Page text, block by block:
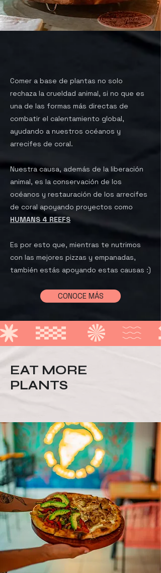
Comer a base de plantas no solo
rechaza la crueldad animal, si no que es
una de las formas más directas de
combatir el calentamiento global,
ayudando a nuestros océanos y
arrecifes de coral.
Nuestra causa, además de la liberación
animal, es la conservación de los
océanos y restauración de los arrecifes
de coral apoyando proyectos como
HUMANS 4 REEFS
Es por esto que, mientras te nutrimos
con las mejores pizzas y empanadas,
también estás apoyando estas causas :)
CONOCE MÁS
EAT MORE
PLANTS